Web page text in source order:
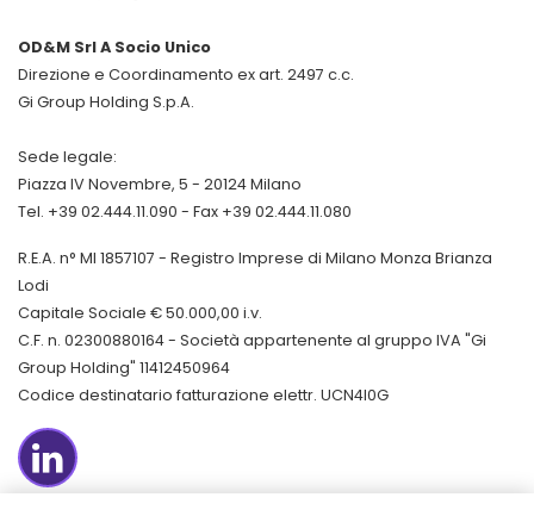
OD&M Srl A Socio Unico
Direzione e Coordinamento ex art. 2497 c.c.
Gi Group Holding S.p.A.
Sede legale:
Piazza IV Novembre, 5 - 20124 Milano
Tel. +39 02.444.11.090 - Fax +39 02.444.11.080
R.E.A. n° MI 1857107 - Registro Imprese di Milano Monza Brianza
Lodi
Capitale Sociale € 50.000,00 i.v.
C.F. n. 02300880164 - Società appartenente al gruppo IVA "Gi
Group Holding" 11412450964
Codice destinatario fatturazione elettr. UCN4I0G
LinkedIn